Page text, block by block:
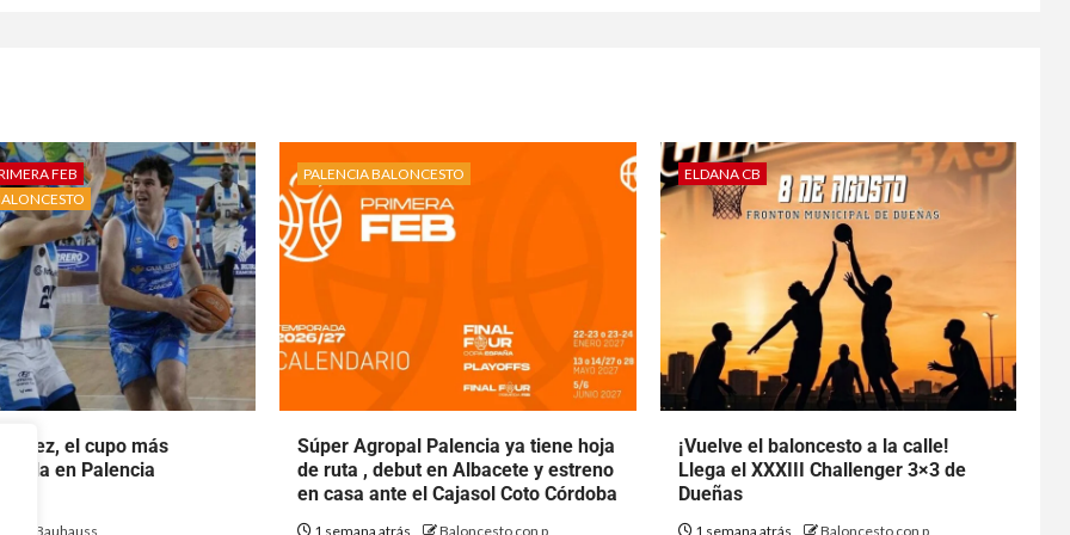
FEB
el cupo más
en Palencia
Bauhauss
PALENCIA BALONCESTO
Súper Agropal Palencia ya tiene hoja
de ruta , debut en Albacete y estreno
en casa ante el Cajasol Coto Córdoba
1 semana atrás Baloncesto con p
ELDANA CB
¡Vuelve el baloncesto a la calle!
Llega el XXXIII Challenger 3×3 de
Dueñas
1 semana atrás Baloncesto con p